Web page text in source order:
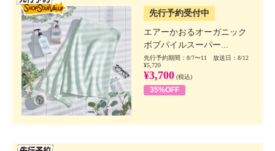
先行予約受付中
エアーかおるオーガニック
ボブパイルスーパー...
先行予約期間：8/7〜11 放送日：8/12
¥5,720
¥3,700 (税込)
35%OFF